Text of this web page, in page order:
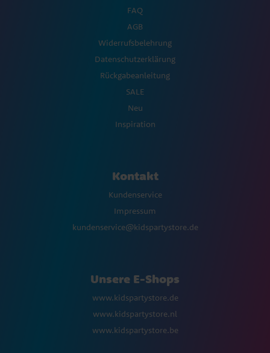
FAQ
AGB
Widerrufsbelehrung
Datenschutzerklärung
Rückgabeanleitung
SALE
Neu
Inspiration
Kontakt
Kundenservice
Impressum
kundenservice@kidspartystore.de
Unsere E-Shops
www.kidspartystore.de
www.kidspartystore.nl
www.kidspartystore.be